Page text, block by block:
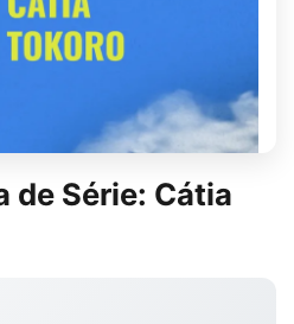
de Série: Cátia